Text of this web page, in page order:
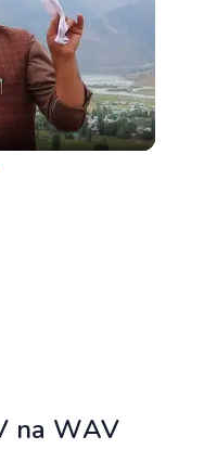
na WAV